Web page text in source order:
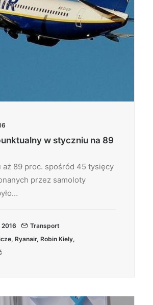
w styczniu na 89
aż 89 proc. spośród 45 tysięcy
przez samoloty
Transport
, Ryanair, Robin Kiely,